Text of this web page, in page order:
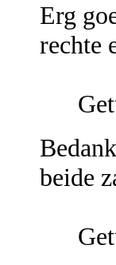
Erg
rechte
beide